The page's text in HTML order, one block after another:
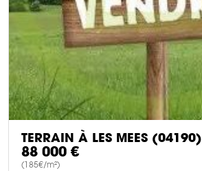
TERRAIN À LES MEES (04190)
88 000 €
(185€/m²)